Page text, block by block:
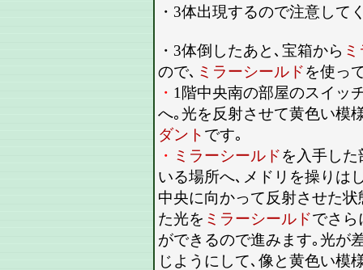
・3体出現するので注意して
・3体倒したあと､宝箱から
ので､ ミラーシールドを使っ
・ 1階中央南の部屋のスイッ
へ｡光を反射させて黄色い模
ダント です｡
・ ミラーシールドを入手し
いる場所へ､メドリを操りは
中央に向かって反射させた
た光を ミラーシールドでさら
ができるので進みます｡光が
じようにして､像と黄色い模